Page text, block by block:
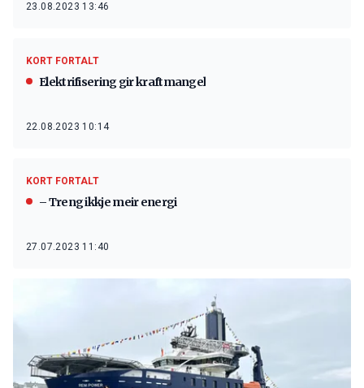
23.08.2023 13:46
KORT FORTALT
Elektrifisering gir kraftmangel
22.08.2023 10:14
KORT FORTALT
– Treng ikkje meir energi
27.07.2023 11:40